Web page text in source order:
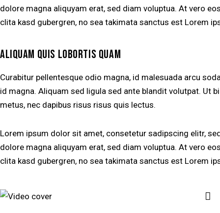
dolore magna aliquyam erat, sed diam voluptua. At vero
clita kasd gubergren, no sea takimata sanctus est Lorem
ALIQUAM QUIS LOBORTIS QUAM
Curabitur pellentesque odio magna, id malesuada arcu
id magna. Aliquam sed ligula sed ante blandit volutpat. Ut
metus, nec dapibus risus risus quis lectus.
Lorem ipsum dolor sit amet, consetetur sadipscing elitr,
dolore magna aliquyam erat, sed diam voluptua. At vero
clita kasd gubergren, no sea takimata sanctus est Lorem